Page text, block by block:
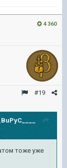
4 360
#19
тоже уже